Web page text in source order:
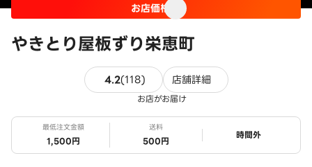
やきとり屋板ずり栄恵町
お店価格
4.2(118)118件のレビュー
店舗詳細
お店がお届け
最低注文金額
1,500円
送料
500円 ステータス
時間外